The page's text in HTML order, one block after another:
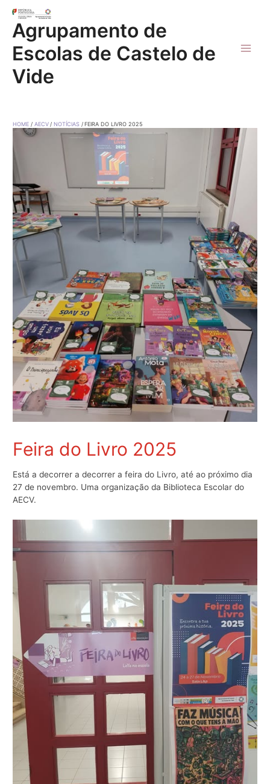
content
Agrupamento de
Escolas de Castelo de
Vide
HOME AECV NOTÍCIAS FEIRA DO LIVRO 2025
Feira do Livro 2025
Está a decorrer a decorrer a feira do Livro, até ao próximo dia
27 de novembro. Uma organização da Biblioteca Escolar do
AECV.